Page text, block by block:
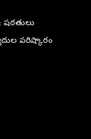
పరిష్కారం